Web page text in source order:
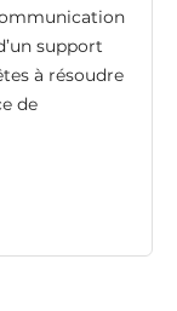
support
à résoudre
de